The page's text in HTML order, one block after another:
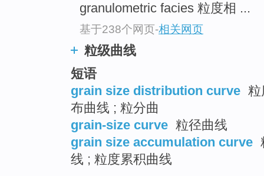
granulometric facies 粒度相 ...
基于238个网页-相关网页
粒级曲线
短语
grain size distribution curve 粒
布曲线 ; 粒分曲
grain-size curve 粒径曲线
grain size accumulation curve
线 ; 粒度累积曲线